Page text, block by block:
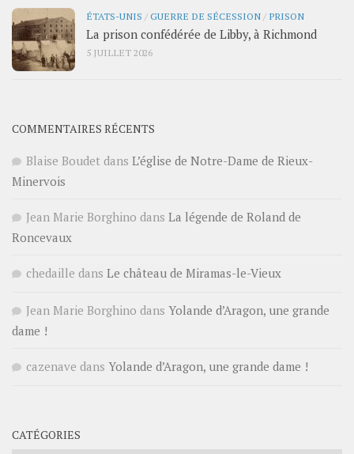
ÉTATS-UNIS /GUERRE DE SÉCESSION/ PRISON
La prison confédérée de Libby, à Richmond
5 JUILLET 2026
COMMENTAIRES RÉCENTS
Blaise Boudet dans L’église de Notre-Dame de Rieux-
Minervois
Jean Marie Borghino dans La légende de Roland de
Roncevaux
chedaille dans Le château de Miramas-le-Vieux
Jean Marie Borghino dans Yolande d’Aragon, une grande
dame !
cazenave dans Yolande d’Aragon, une grande dame !
CATÉGORIES